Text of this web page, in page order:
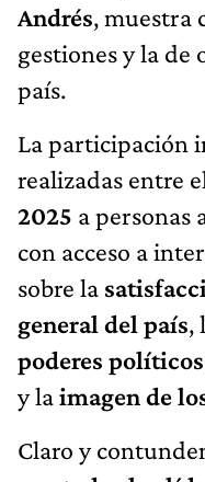
Andrés, muestra
gestiones y la de
país.
La participación
realizadas entre
2025 a personas
con acceso a
sobre la
general del país,
poderes
y laimagen de
Claro y